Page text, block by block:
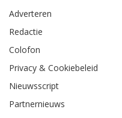
Adverteren
Redactie
Colofon
Privacy & Cookiebeleid
Nieuwsscript
Partnernieuws